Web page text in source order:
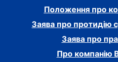
Положення про
Заява про протидію
Заява про
Про компанію